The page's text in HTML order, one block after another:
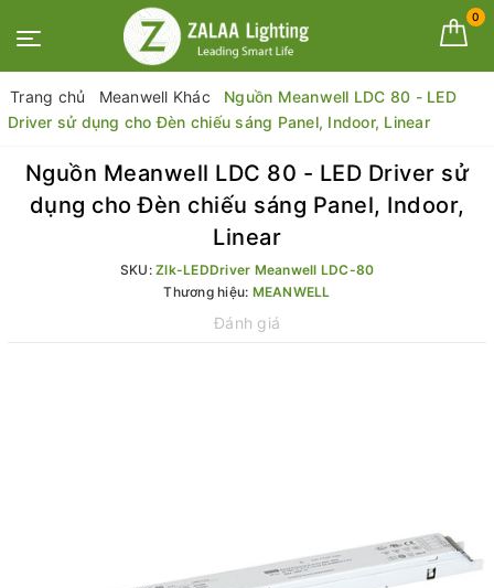
0
Trang chủ Meanwell Khác
Nguồn Meanwell LDC 80 - LED
Driver sử dụng cho Đèn chiếu sáng Panel, Indoor, Linear
Nguồn Meanwell LDC 80 - LED Driver sử
dụng cho Đèn chiếu sáng Panel, Indoor,
Linear
SKU: Zlk-LEDDriver Meanwell LDC-80
Thương hiệu: MEANWELL
Đánh giá